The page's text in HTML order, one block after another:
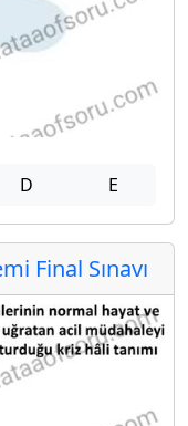
D E
Final Sınavı